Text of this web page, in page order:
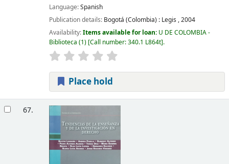
Language:Spanish
Publication details: Bogotá (Colombia) : Legis ,2004
Availability:Items available for loan: U DE COLOMBIA -
Biblioteca (1) Call number:340.1 L864t .
Place hold
67.